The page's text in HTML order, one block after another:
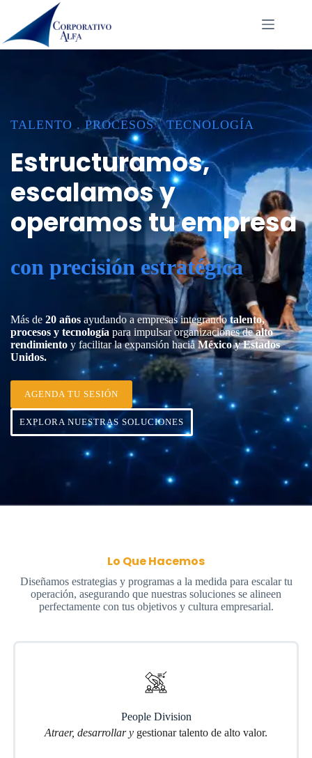
contenido
TALENTO . PROCESOS . TECNOLOGÍA
Estructuramos,
escalamos y
operamos tu empresa
con precisión estratégica
Más de 20 años ayudando a empresas integrando talento,
procesos y tecnología para impulsar organizaciones dealto
rendimiento y facilitar la expansión haciaMéxico y Estados
Unidos.
AGENDA TU SESIÓN
EXPLORA NUESTRAS SOLUCIONES
Lo Que Hacemos
Diseñamos estrategias y programas a la medida para escalar tu
operación, asegurando que nuestras soluciones se alineen
perfectamente con tus objetivos y cultura empresarial.
People Division
Atraer, desarrollar y gestionar talento de alto valor.